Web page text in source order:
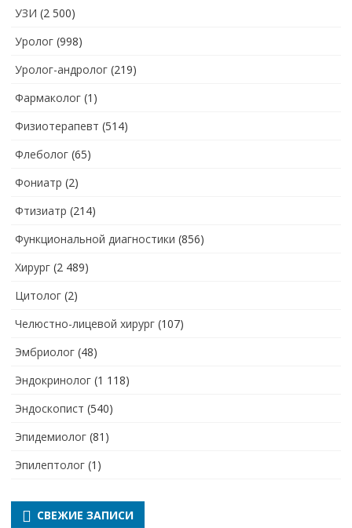
УЗИ (2 500)
Уролог (998)
Уролог-андролог (219)
Фармаколог (1)
Физиотерапевт (514)
Флеболог (65)
Фониатр (2)
Фтизиатр (214)
Функциональной диагностики (856)
Хирург (2 489)
Цитолог (2)
Челюстно-лицевой хирург (107)
Эмбриолог (48)
Эндокринолог (1 118)
Эндоскопист (540)
Эпидемиолог (81)
Эпилептолог (1)
СВЕЖИЕ ЗАПИСИ